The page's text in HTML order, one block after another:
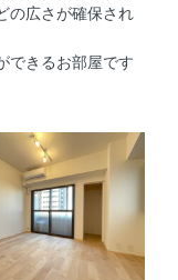
の広さが確保され
できるお部屋です